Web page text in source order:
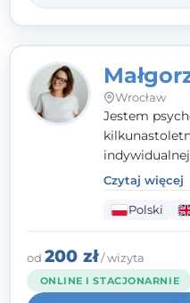
Wrocław
Jestem
parami.
seksualnego,
wypalenia
polskim i
partnerstwie
Czytaj więcej
Polski
od 200 zł/ wizyta
ONLINE I STACJONARNIE